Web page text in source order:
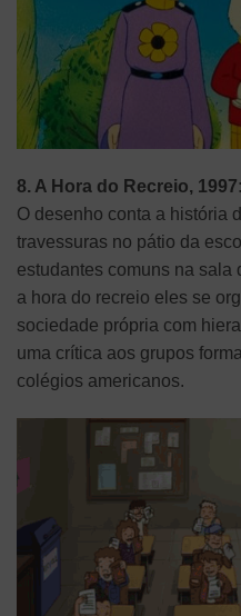
8. A Hora do Recreio, 1997:
O desenho conta a história
travessuras no pátio da
estudantes comuns na sala
a hora do recreio eles se
sociedade própria com
uma crítica aos grupos
colégios americanos.